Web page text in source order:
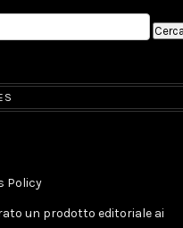
Policy
un prodotto editoriale ai